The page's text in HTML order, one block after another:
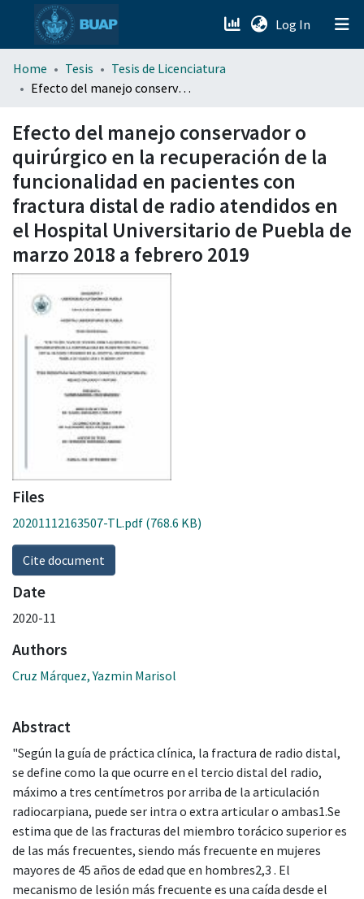
Log In (current)
menu.section.about_menu
Home Tesis
Tesis de Licenciatura
Efecto del manejo conservador o quirúrgico en la recuperación de la funcionalidad en pacientes con fractura distal de radio atendidos en el Hospital Universitario de Puebla de marzo 2018 a febrero 2019
Efecto del manejo conservador o
quirúrgico en la recuperación de la
funcionalidad en pacientes con
fractura distal de radio atendidos en
el Hospital Universitario de Puebla de
marzo 2018 a febrero 2019
Files
20201112163507-TL.pdf (768.6 KB)
Cite document
Date
2020-11
Authors
Cruz Márquez, Yazmin Marisol
Abstract
"Según la guía de práctica clínica, la fractura de radio distal,
se define como la que ocurre en el tercio distal del radio,
máximo a tres centímetros por arriba de la articulación
radiocarpiana, puede ser intra o extra articular o ambas1.Se
estima que de las fracturas del miembro torácico superior es
de las más frecuentes, siendo más frecuente en mujeres
mayores de 45 años de edad que en hombres2,3 . El
mecanismo de lesión más frecuente es una caída desde el